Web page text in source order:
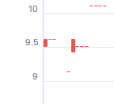
9
9.5
10